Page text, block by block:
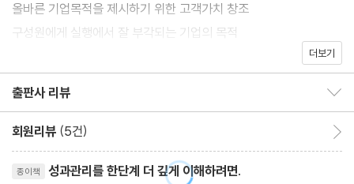
올바른 기업목적을 제시하기 위한 고객가치 창조
구성원에게 실행에서 잘 부각되는 기업의 목적
제 3 장 시스템, 실행 그리고 성과
시스템은 기업의 본질적 경쟁력이다.
실행에서 잘 부각되지 않는 시스템적 사고가
더보기
출판사 리뷰
회원리뷰 (5건)
종이책 성과관리를 한단계 더 깊게 이해하려면.